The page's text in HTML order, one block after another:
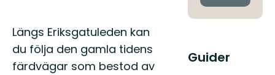
Beskrivning
Längs Eriksgatuleden kan
du följa den gamla tidens
färdvägar som bestod av
Guider